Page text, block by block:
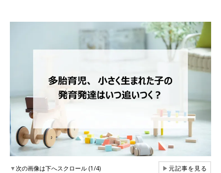
▼次の画像は下へスクロール (1/4) ▶元記事を見る